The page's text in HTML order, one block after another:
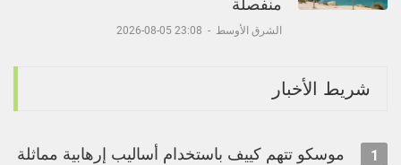
منفصلة
الشرق الأوسط -
23:08 05-08-2026
شريط الأخبار
1
موسكو تتهم كييف باستخدام أساليب إرهابية مماثلة